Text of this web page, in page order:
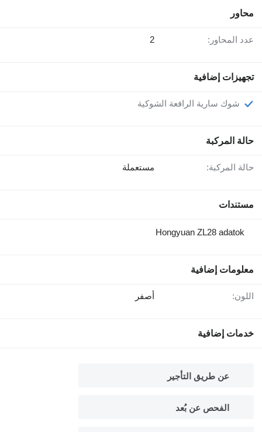
محاور
عدد المحاور: 2
تجهيزات إضافية
شوك سارية الرافعة الشوكية
حالة المركبة
حالة المركبة: مستعملة
مستندات
معلومات إضافية
اللون: أصفر
خدمات إضافية
عن طريق التأجير
الفحص عن بُعد